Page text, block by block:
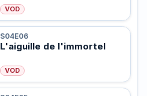
VOD
S04E06
L'aiguille de l'immortel
VOD